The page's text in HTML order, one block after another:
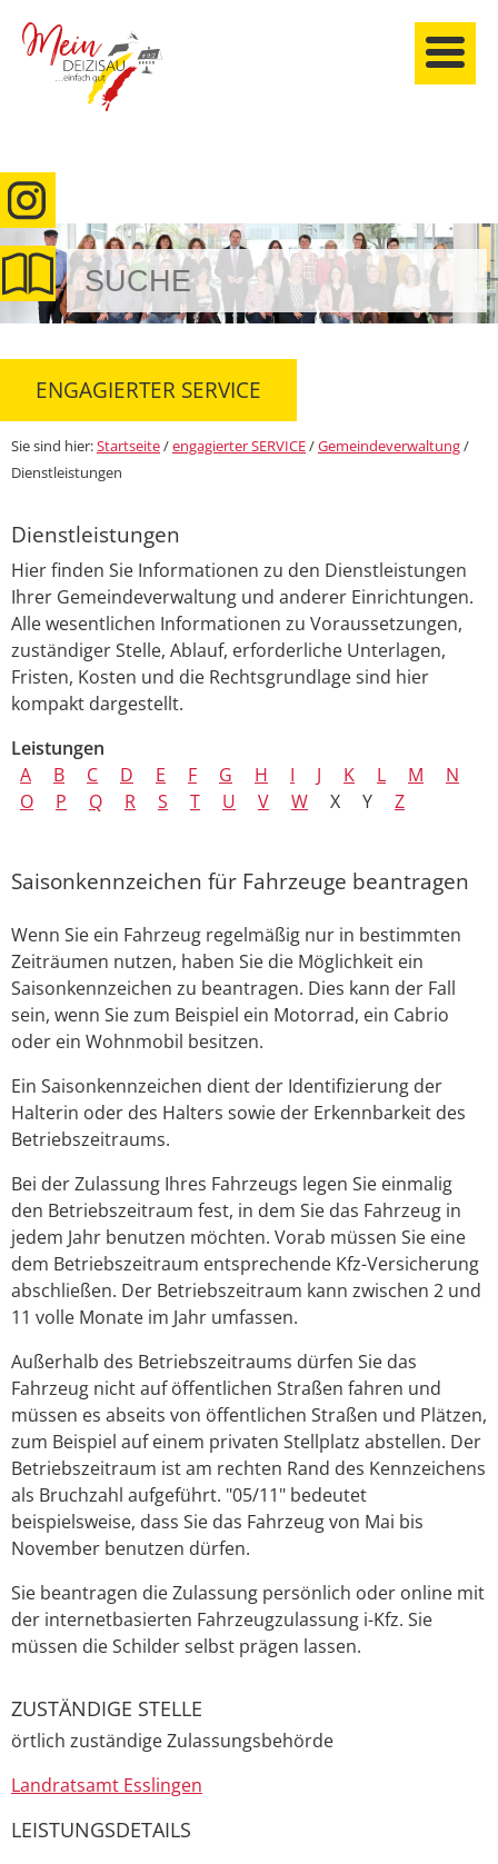
anmelden
ENGAGIERTER SERVICE
Sie sind hier:Startseite/engagierter SERVICE/Gemeindeverwaltung/
Dienstleistungen
Dienstleistungen
Hier finden Sie Informationen zu den Dienstleistungen
Ihrer Gemeindeverwaltung und anderer Einrichtungen.
Alle wesentlichen Informationen zu Voraussetzungen,
zuständiger Stelle, Ablauf, erforderliche Unterlagen,
Fristen, Kosten und die Rechtsgrundlage sind hier
kompakt dargestellt.
Leistungen
A
B C D E F G H I J K L M
N
O
P Q R S T U V W X Y Z
Saisonkennzeichen für Fahrzeuge beantragen
Wenn Sie ein Fahrzeug regelmäßig nur in bestimmten
Zeiträumen nutzen, haben Sie die Möglichkeit ein
Saisonkennzeichen zu beantragen. Dies kann der Fall
sein, wenn Sie zum Beispiel ein Motorrad, ein Cabrio
oder ein Wohnmobil besitzen.
Ein Saisonkennzeichen dient der Identifizierung der
Halterin oder des Halters sowie der Erkennbarkeit des
Betriebszeitraums.
Bei der Zulassung Ihres Fahrzeugs legen Sie einmalig
den Betriebszeitraum fest, in dem Sie das Fahrzeug in
jedem Jahr benutzen möchten. Vorab müssen Sie eine
dem Betriebszeitraum entsprechende Kfz-Versicherung
abschließen. Der Betriebszeitraum kann zwischen 2 und
11 volle Monate im Jahr umfassen.
Außerhalb des Betriebszeitraums dürfen Sie das
Fahrzeug nicht auf öffentlichen Straßen fahren und
müssen es abseits von öffentlichen Straßen und Plätzen,
zum Beispiel auf einem privaten Stellplatz abstellen. Der
Betriebszeitraum ist am rechten Rand des Kennzeichens
als Bruchzahl aufgeführt. "05/11" bedeutet
beispielsweise, dass Sie das Fahrzeug von Mai bis
November benutzen dürfen.
Sie beantragen die Zulassung persönlich oder online mit
der internetbasierten Fahrzeugzulassung i-Kfz. Sie
müssen die Schilder selbst prägen lassen.
ZUSTÄNDIGE STELLE
örtlich zuständige Zulassungsbehörde
Landratsamt Esslingen
LEISTUNGSDETAILS